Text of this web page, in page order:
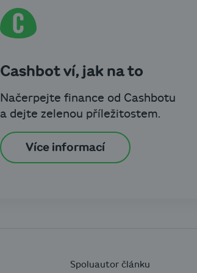
Cashbot ví, jak na to
Načerpejte finance od Cashbotu
a dejte zelenou příležitostem.
Více informací
Spoluautor článku